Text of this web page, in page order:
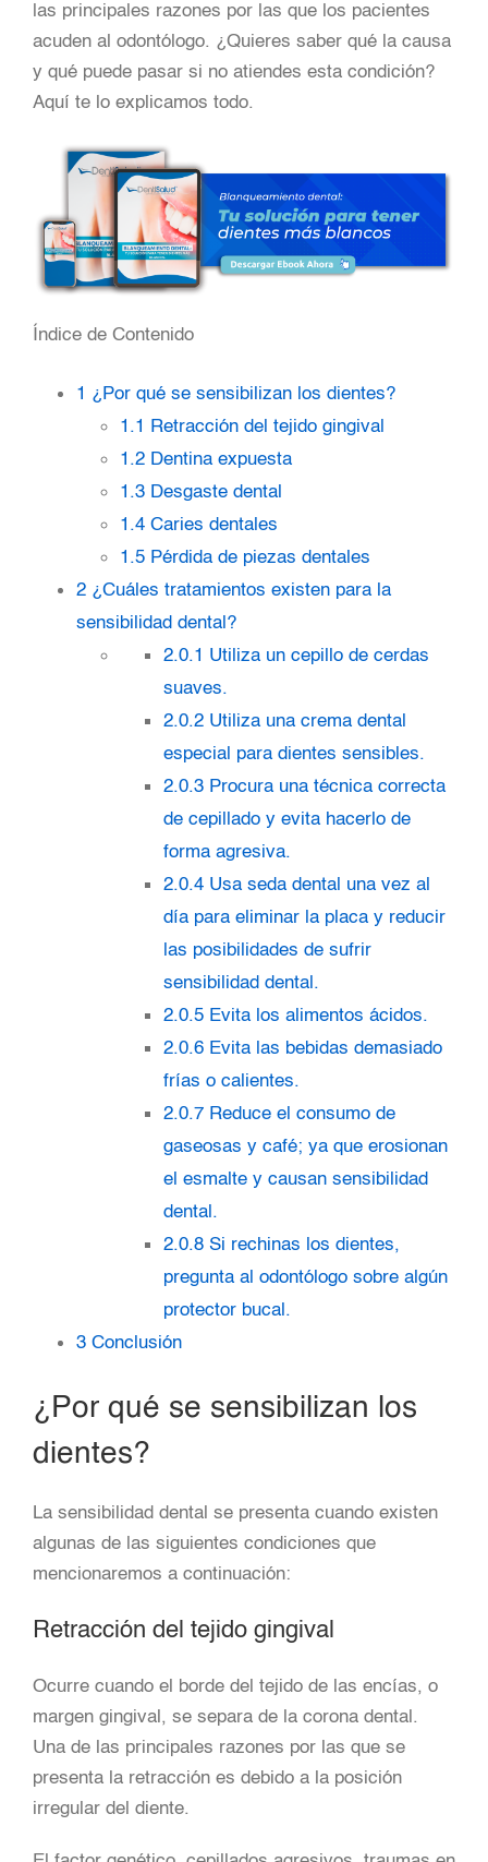
las principales razones por las que los pacientes
acuden al odontólogo. ¿Quieres saber qué la causa
y qué puede pasar si no atiendes esta condición?
Aquí te lo explicamos todo.
Índice de Contenido
1 ¿Por qué se sensibilizan los dientes?
1.1
Retracción del tejido gingival
1.2 Dentina expuesta
1.3 Desgaste dental
1.4 Caries dentales
1.5 Pérdida de piezas dentales
2 ¿Cuáles tratamientos existen para la
sensibilidad dental?
2.0.1 Utiliza un cepillo de cerdas
suaves.
2.0.2 Utiliza una crema dental
especial para dientes sensibles.
2.0.3 Procura una técnica correcta
de cepillado y evita hacerlo de
forma agresiva.
2.0.4 Usa seda dental una vez al
día para eliminar la placa y reducir
las posibilidades de sufrir
sensibilidad dental.
2.0.5 Evita los alimentos ácidos.
2.0.6 Evita las bebidas demasiado
frías o calientes.
2.0.7 Reduce el consumo de
gaseosas y café; ya que erosionan
el esmalte y causan sensibilidad
dental.
2.0.8 Si rechinas los dientes,
pregunta al odontólogo sobre algún
protector bucal.
3 Conclusión
¿Por qué se sensibilizan los
dientes?
La sensibilidad dental se presenta cuando existen
algunas de las siguientes condiciones que
mencionaremos a continuación:
Retracción del tejido gingival
Ocurre cuando el borde del tejido de las encías, o
margen gingival, se separa de la corona dental.
Una de las principales razones por las que se
presenta la retracción es debido a la posición
irregular del diente.